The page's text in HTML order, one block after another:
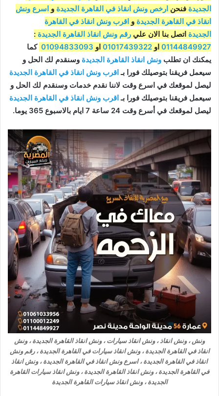
الجديدة فنحن ارخص ونش انقاذ في القاهرة الجديدة و اسرع ونش
انقاذ في القاهرة الجديدة و اقرب ونش انقاذ في القاهرة
الجديدة اتصل بنا الان علي رقم ونش انقاذ القاهرة الجديدة :
01144849927 او 01017439322 او 01094833093 كما
يمكنك ان تطلب ونش انقاذ القاهرة الجديدة وسنقدم لك الحل و
سيعمل فريقنا بتوصيلك فورا بـ اقرب ونش انقاذ في القاهرة الجديدة
ليصل لموقعك في اسرع وقت لاننا نقدم خدمات وسنقدم لك الحل و
سيعمل فريقنا بتوصيلك فورا بـ اقرب ونش انقاذ في القاهرة الجديدة
ليصل لموقعك في أسرع وقت 24 ساعة 7 ايام بالاسبوع 365 يوما.
ونش ، ونش انقاذ ، ونش انقاذ سيارات ، ونش انقاذ القاهرة الجديدة ، ونش
انقاذ في القاهرة الجديدة ، ونش انقاذ سيارات في القاهرة الجديدة ، رقم ونش
انقاذ في القاهرة الجديدة ، اسرع ونش انقاذ في القاهرة الجديدة ، ونش انقاذ
في القاهرة الجديدة ، ونش انقاذ القاهرة الجديدة ، ونش انقاذ سيارات القاهرة
الجديدة ، ونش انقاذ سيارات القاهرة الجديدة